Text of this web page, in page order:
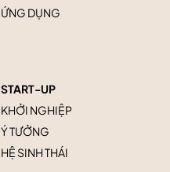
ỨNG DỤNG
START-UP
KHỞI NGHIỆP
Ý TƯỞNG
HỆ SINH THÁI